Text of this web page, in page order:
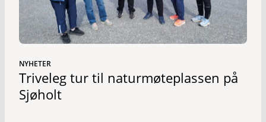
NYHETER
Triveleg tur til naturmøteplassen på
Sjøholt